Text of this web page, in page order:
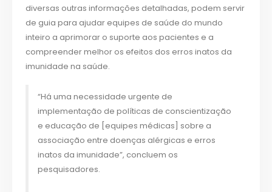
diversas outras informações detalhadas, podem servir
de guia para ajudar equipes de saúde do mundo
inteiro a aprimorar o suporte aos pacientes e a
compreender melhor os efeitos dos erros inatos da
imunidade na saúde.
“Há uma necessidade urgente de
implementação de políticas de conscientização
e educação de [equipes médicas] sobre a
associação entre doenças alérgicas e erros
inatos da imunidade”, concluem os
pesquisadores.